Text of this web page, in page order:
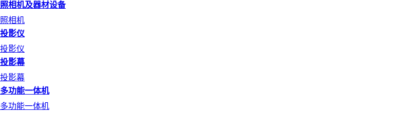
照相机及器材设备
照相机
投影仪
投影仪
投影幕
投影幕
多功能一体机
多功能一体机